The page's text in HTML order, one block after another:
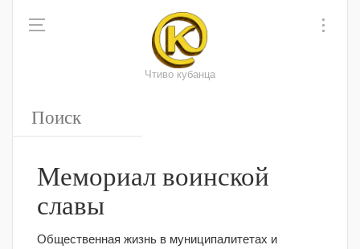
Чтиво кубанца
Мемориал воинской
славы
Общественная жизнь в муниципалитетах и